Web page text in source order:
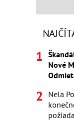
Nové
Nela